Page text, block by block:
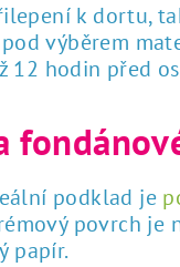
k dortu,
výběrem
12 hodin před
podklad je
povrch je
papír.